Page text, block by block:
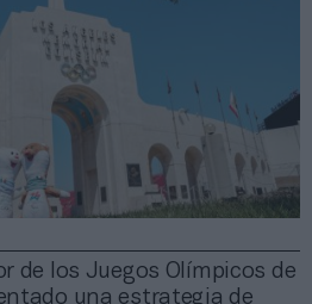
de los Juegos Olímpicos de
una estrategia de